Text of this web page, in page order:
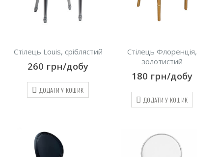
Стілець Louis, сріблястий
260 грн/добу
ДОДАТИ У КОШИК
Стілець Флоренція,
золотистий
180 грн/добу
ДОДАТИ У КОШИК